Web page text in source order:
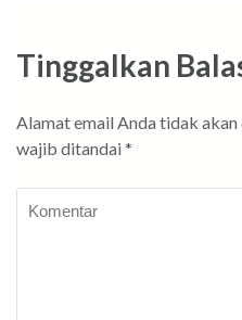
Tinggalkan
Alamat email Anda tidak
wajib ditandai *